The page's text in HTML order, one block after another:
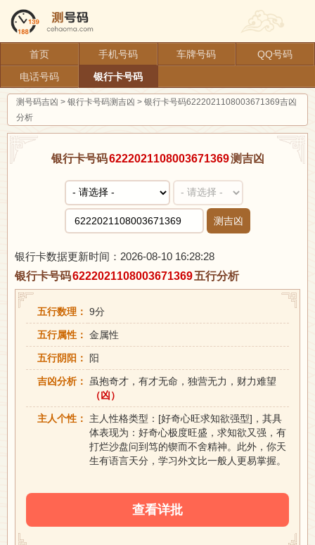
首页 手机号码 车牌号码
QQ号码
电话号码
银行卡号码
测号码吉凶 > 银行卡号码测吉凶 > 银行卡号码6222021108003671369吉凶
分析
银行卡号码6222021108003671369测吉凶
测吉凶
银行卡数据更新时间：2026-08-10 16:28:28
银行卡号码6222021108003671369五行分析
五行数理： 9分
五行属性： 金属性
五行阴阳： 阳
吉凶分析：
虽抱奇才，有才无命，独营无力，财力难望
（凶）
主人个性：
主人性格类型：[好奇心旺求知欲强型]，其具
体表现为：好奇心极度旺盛，求知欲又强，有
打烂沙盘问到笃的锲而不舍精神。此外，你天
生有语言天分，学习外文比一般人更易掌握。
查看详批